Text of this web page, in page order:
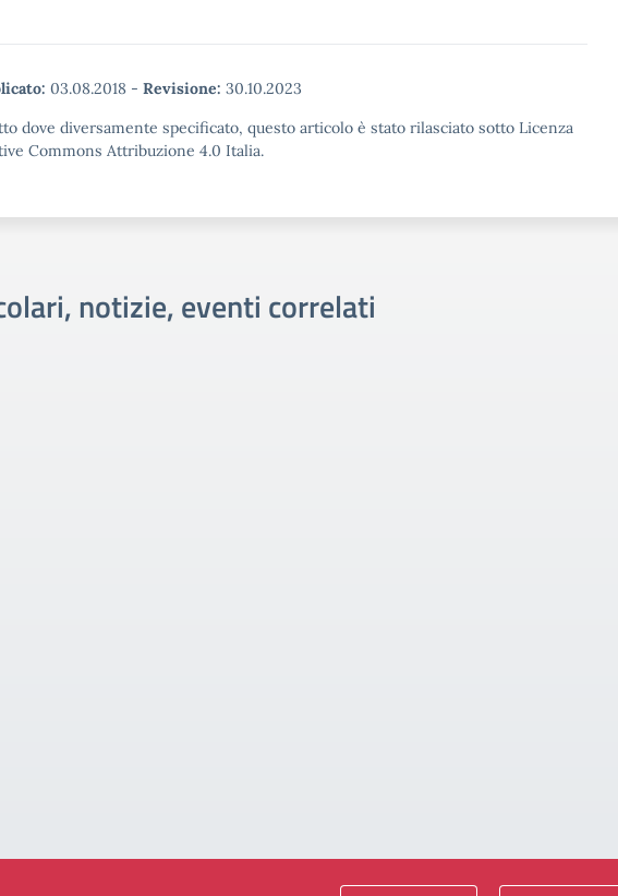
03.08.2018 - Revisione: 30.10.2023
dove diversamente specificato, questo articolo è stato rilasciato sotto Licenza
Commons Attribuzione 4.0 Italia.
notizie, eventi correlati